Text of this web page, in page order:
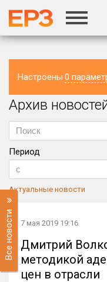
Настроены 0
Регион
Архив
Период
Актуальные новости
Все новости 7 мая 2019 19:16
Дмитрий
методикой
цен в отрасли